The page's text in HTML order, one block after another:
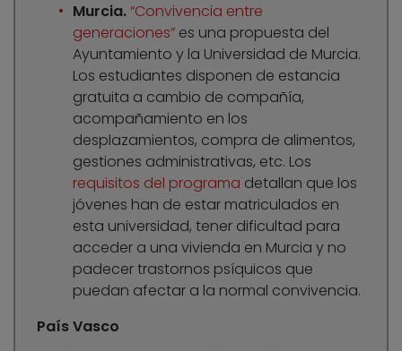
Murcia.“Convivencia entre
generaciones” es una propuesta del
Ayuntamiento y la Universidad de Murcia.
Los estudiantes disponen de estancia
gratuita a cambio de compañía,
acompañamiento en los
desplazamientos, compra de alimentos,
gestiones administrativas, etc. Los
requisitos del programa detallan que los
jóvenes han de estar matriculados en
esta universidad, tener dificultad para
acceder a una vivienda en Murcia y no
padecer trastornos psíquicos que
puedan afectar a la normal convivencia.
País Vasco